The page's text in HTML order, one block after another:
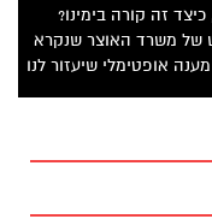
זה קורה בימינו?
של משרד האוצר שנקרא
אופטימלי שיעזור לנו
המנהלים.